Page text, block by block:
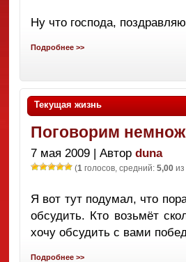
Ну что господа,
Подробнее >>
Текущая жизнь
Поговорим
7 мая 2009 | Автор duna
(1 голосов, средний: 5,00
Я вот тут подумал, что
обсудить. Кто возьмёт
хочу обсудить с вами
Подробнее >>